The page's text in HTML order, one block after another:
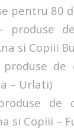
pentru 80
si Copiii
de
– Urlati)
de
si Copiii –